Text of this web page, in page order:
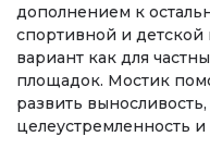
дополнением к
спортивной и
вариант как для
площадок. Мостик
развить
целеустремленность